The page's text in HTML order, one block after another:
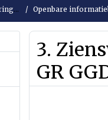
Openbare
3.
GR